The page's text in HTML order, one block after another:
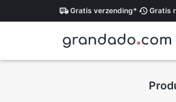
Gratis verzending* Gratis